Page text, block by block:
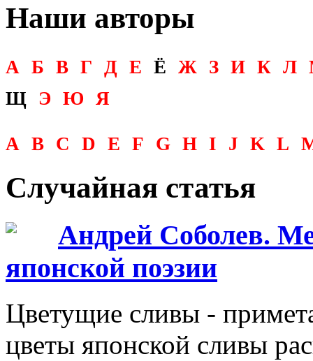
Наши авторы
А Б В Г Д Е Ё Ж З И К Л
Щ Э Ю Я
A B C D E F G H I J K L
Случайная статья
Андрей Соболев.
японской поэзии
Цветущие сливы -
цветы японской сливы